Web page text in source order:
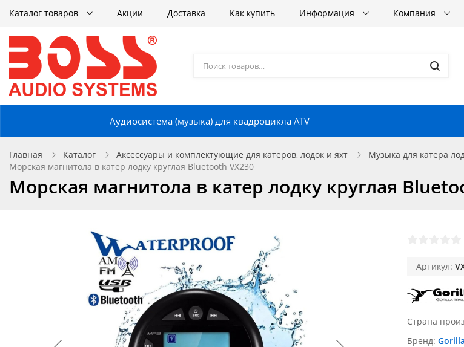
Каталог товаров Акции Доставка Как купить Информация Компания
Аудиосистема (музыка) для квадроцикла ATV
Главная Каталог Аксессуары и комплектующие для катеров, лодок и яхт Музыка для катера
Морская магнитола в катер лодку круглая Bluetooth VX230
Морская магнитола в катер лодку круглая
Артикул:
Страна
Бренд